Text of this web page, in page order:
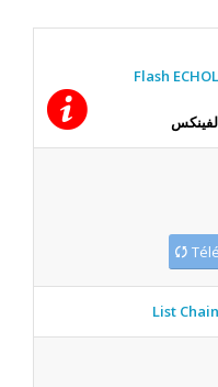
Flash
List